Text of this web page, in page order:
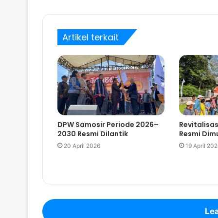
Artikel terkait
DPW Samosir Periode 2026–
2030 Resmi Dilantik
20 April 2026
Resmi
19 April